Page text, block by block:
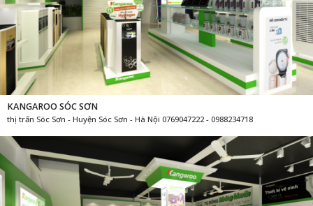
KANGAROO SÓC SƠN
thị trấn Sóc Sơn - Huyện Sóc Sơn - Hà Nội 0769047222 - 0988234718